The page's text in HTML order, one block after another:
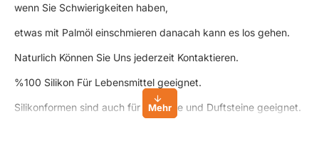
wenn Sie Schwierigkeiten haben,
etwas mit Palmöl einschmieren danacah kann es los gehen.
Naturlich Können Sie Uns jederzeit Kontaktieren.
%100 Silikon Für Lebensmittel geeignet.
Silikonformen sind auch für Rohseife und Duftsteine geeignet.